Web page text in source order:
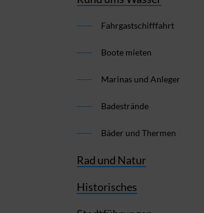
Fahrgastschifffahrt
Boote mieten
Marinas und Anleger
Badestrände
Bäder und Thermen
Rad und Natur
Historisches